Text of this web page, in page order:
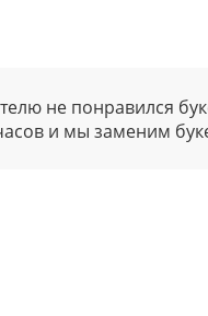
не понравился
и мы заменим